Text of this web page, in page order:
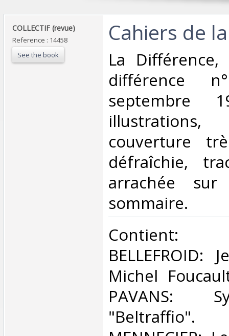
‎COLLECTIF (revue)‎
Reference : 14458
See the book
‎Cahiers de
‎La
différence
septembre
couverture
défraîchie,
arrachée
sommaire.‎
BELLEFROID:
Michel
PAVANS: